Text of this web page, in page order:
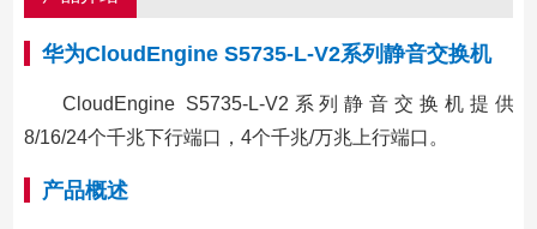
华为CloudEngine S5735-L-V2系列静音交换机
CloudEngine S5735-L-V2系列静音交换机提供
8/16/24个千兆下行端口，4个千兆/万兆上行端口。
产品概述